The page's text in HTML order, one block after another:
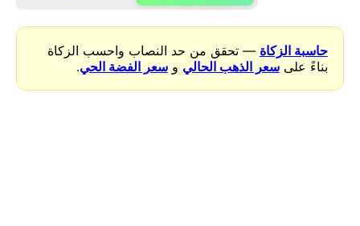
حاسبة الزكاة — تحقق من حد النصاب واحسب الزكاة
بناءً علىسعر الذهب الحالي وسعر الفضة الحي.